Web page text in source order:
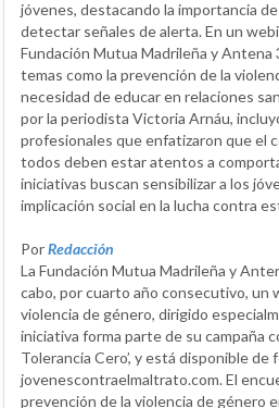
jóvenes, destacando la importancia
detectar señales de alerta. En un
Fundación Mutua Madrileña y Antena
temas como la prevención de la
necesidad de educar en relaciones
por la periodista Victoria Arnáu,
profesionales que enfatizaron que el
todos deben estar atentos a
iniciativas buscan sensibilizar a los
implicación social en la lucha contra
PorRedacción
La Fundación Mutua Madrileña y
cabo, por cuarto año consecutivo, un
violencia de género, dirigido
iniciativa forma parte de su campaña
Tolerancia Cero’, y está disponible de
jovenescontraelmaltrato.com. El
prevención de la violencia de género